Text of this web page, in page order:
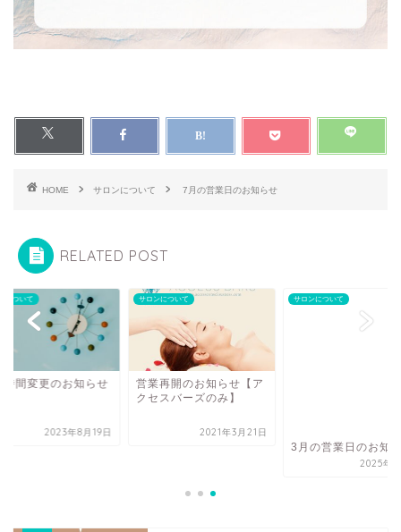
HOME サロンについて 7月の営業日のお知らせ
RELATED POST
について
時間変更のお知らせ
2023年8月19日
サロンについて
営業再開のお知らせ【ア
クセスバーズのみ】
2021年3月21日
サロンについて
3月の営業日のお知
2025年3